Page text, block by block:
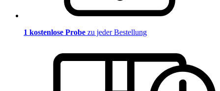
1 kostenlose Probe zu jeder Bestellung